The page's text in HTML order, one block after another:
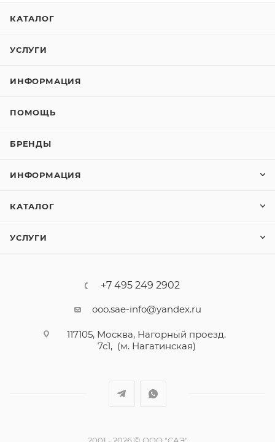
КАТАЛОГ
УСЛУГИ
ИНФОРМАЦИЯ
ПОМОЩЬ
БРЕНДЫ
ИНФОРМАЦИЯ
КАТАЛОГ
УСЛУГИ
+7 495 249 2902
ooo.sae-info@yandex.ru
117105, Москва, Нагорный проезд.
7с1, (м. Нагатинская)